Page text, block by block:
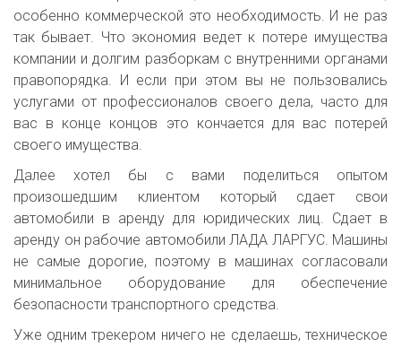
особенно коммерческой это необходимость. И не раз
так бывает. Что экономия ведет к потере имущества
компании и долгим разборкам с внутренними органами
правопорядка. И если при этом вы не пользовались
услугами от профессионалов своего дела, часто для
вас в конце концов это кончается для вас потерей
своего имущества.
Далее хотел бы с вами поделиться опытом
произошедшим клиентом который сдает свои
автомобили в аренду для юридических лиц. Сдает в
аренду он рабочие автомобили ЛАДА ЛАРГУС. Машины
не самые дорогие, поэтому в машинах согласовали
минимальное оборудование для обеспечение
безопасности транспортного средства.
Уже одним трекером ничего не сделаешь, техническое